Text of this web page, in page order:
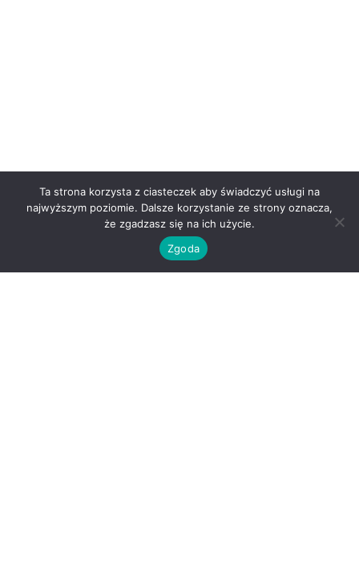
Ta strona korzysta z ciasteczek aby świadczyć usługi na
najwyższym poziomie. Dalsze korzystanie ze strony oznacza,
że zgadzasz się na ich użycie.
Zgoda